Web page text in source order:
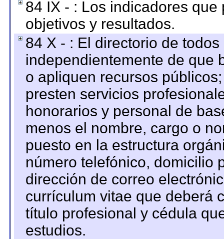
84 IX - : Los indicadores
objetivos y resultados.
84 X - : El directorio de
independientemente de que
o apliquen recursos
presten servicios
honorarios y personal de
menos el nombre, cargo o
puesto en la estructura
número telefónico, domicilio
dirección de correo
currículum vitae que deberá
título profesional y cédula
estudios.